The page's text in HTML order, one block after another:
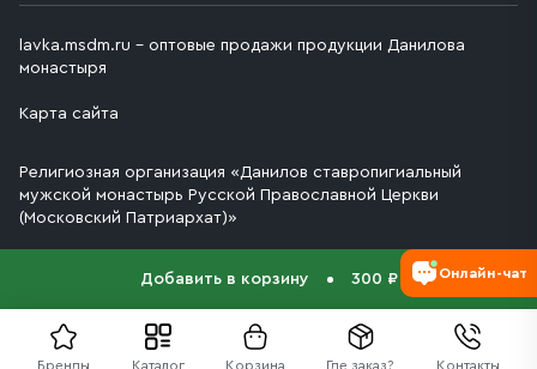
Бренды Каталог Корзина Где заказ? Контакты
Добавить в корзину 300 ₽
lavka.msdm.ru – оптовые продажи продукции Данилова
монастыря
Карта сайта
Религиозная организация «Данилов ставропигиальный
мужской монастырь Русской Православной Церкви
(Московский Патриархат)»
Онлайн-чат